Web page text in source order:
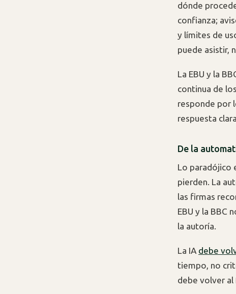
dónde
confianza;
y límites de
puede asistir,
La EBU y la
continua de
responde por
respuesta
De la
Lo paradójico
pierden. La
las firmas
EBU y la BBC
la autoría.
La IA debe
tiempo, no
debe volver al